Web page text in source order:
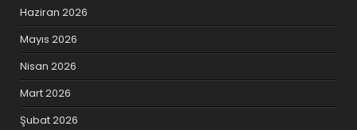
Haziran 2026
Mayıs 2026
Nisan 2026
Mart 2026
Şubat 2026